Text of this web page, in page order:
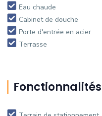
Eau chaude
Cabinet de douche
Porte d'entrée en acier
Terrasse